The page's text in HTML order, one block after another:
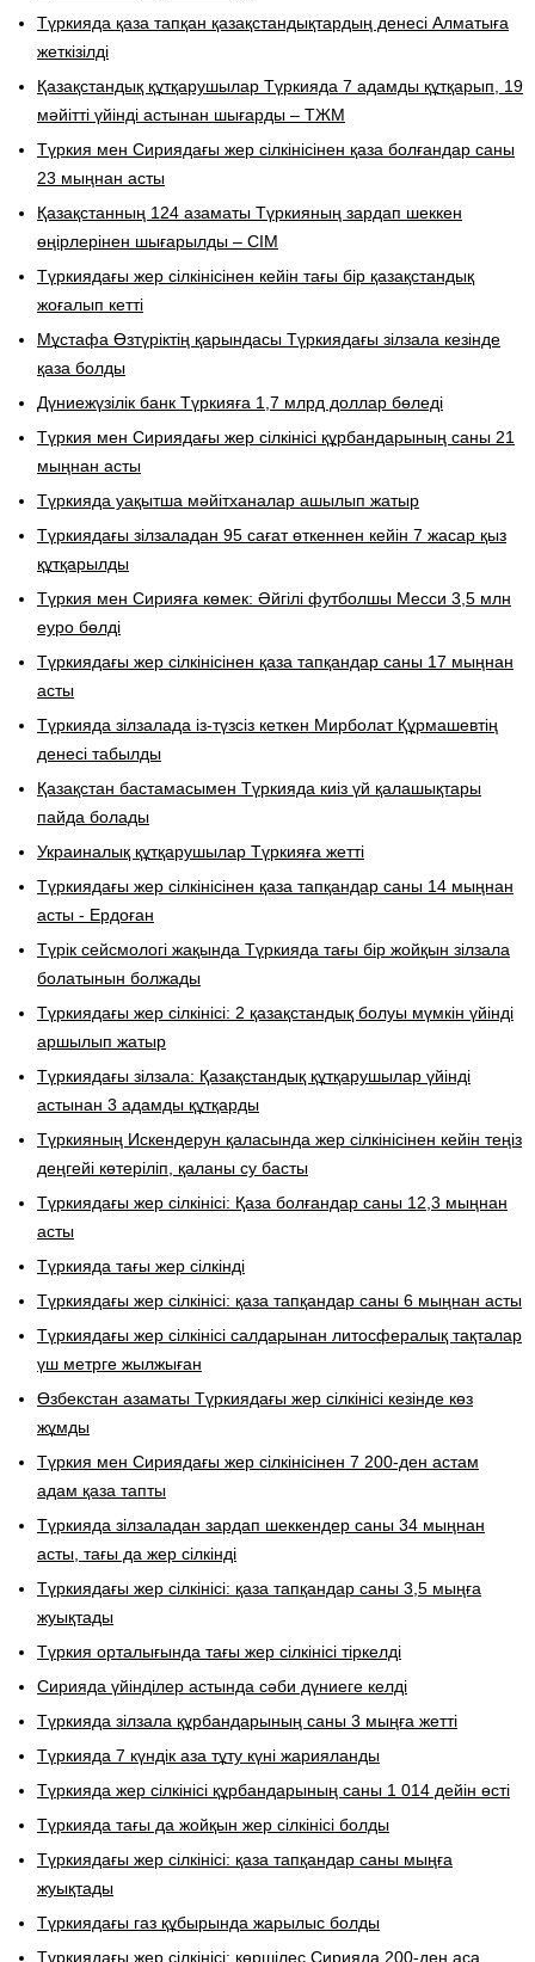
Түркияда қаза тапқан қазақстандықтардың денесі Алматыға
жеткізілді
Қазақстандық құтқарушылар Түркияда 7 адамды құтқарып, 19
мәйітті үйінді астынан шығарды – ТЖМ
Түркия мен Сириядағы жер сілкінісінен қаза болғандар саны
23 мыңнан асты
Қазақстанның 124 азаматы Түркияның зардап шеккен
өңірлерінен шығарылды – СІМ
Түркиядағы жер сілкінісінен кейін тағы бір қазақстандық
жоғалып кетті
Мұстафа Өзтүріктің қарындасы Түркиядағы зілзала кезінде
қаза болды
Дүниежүзілік банк Түркияға 1,7 млрд доллар бөледі
Түркия мен Сириядағы жер сілкінісі құрбандарының саны 21
мыңнан асты
Түркияда уақытша мәйітханалар ашылып жатыр
Түркиядағы зілзаладан 95 сағат өткеннен кейін 7 жасар қыз
құтқарылды
Түркия мен Сирияға көмек: Әйгілі футболшы Месси 3,5 млн
еуро бөлді
Түркиядағы жер сілкінісінен қаза тапқандар саны 17 мыңнан
асты
Түркияда зілзалада із-түзсіз кеткен Мирболат Құрмашевтің
денесі табылды
Қазақстан бастамасымен Түркияда киіз үй қалашықтары
пайда болады
Украиналық құтқарушылар Түркияға жетті
Түркиядағы жер сілкінісінен қаза тапқандар саны 14 мыңнан
асты - Ердоған
Түрік сейсмологі жақында Түркияда тағы бір жойқын зілзала
болатынын болжады
Түркиядағы жер сілкінісі: 2 қазақстандық болуы мүмкін үйінді
аршылып жатыр
Түркиядағы зілзала: Қазақстандық құтқарушылар үйінді
астынан 3 адамды құтқарды
Түркияның Искендерун қаласында жер сілкінісінен кейін теңіз
деңгейі көтеріліп, қаланы су басты
Түркиядағы жер сілкінісі: Қаза болғандар саны 12,3 мыңнан
асты
Түркияда тағы жер сілкінді
Түркиядағы жер сілкінісі: қаза тапқандар саны 6 мыңнан асты
Түркиядағы жер сілкінісі салдарынан литосфералық тақталар
үш метрге жылжыған
Өзбекстан азаматы Түркиядағы жер сілкінісі кезінде көз
жұмды
Түркия мен Сириядағы жер сілкінісінен 7 200-ден астам
адам қаза тапты
Түркияда зілзаладан зардап шеккендер саны 34 мыңнан
асты, тағы да жер сілкінді
Түркиядағы жер сілкінісі: қаза тапқандар саны 3,5 мыңға
жуықтады
Түркия орталығында тағы жер сілкінісі тіркелді
Сирияда үйінділер астында сәби дүниеге келді
Түркияда зілзала құрбандарының саны 3 мыңға жетті
Түркияда 7 күндік аза тұту күні жарияланды
Түркияда жер сілкінісі құрбандарының саны 1 014 дейін өсті
Түркияда тағы да жойқын жер сілкінісі болды
Түркиядағы жер сілкінісі: қаза тапқандар саны мыңға
жуықтады
Түркиядағы газ құбырында жарылыс болды
Түркиядағы жер сілкінісі: көршілес Сирияда 200-ден аса